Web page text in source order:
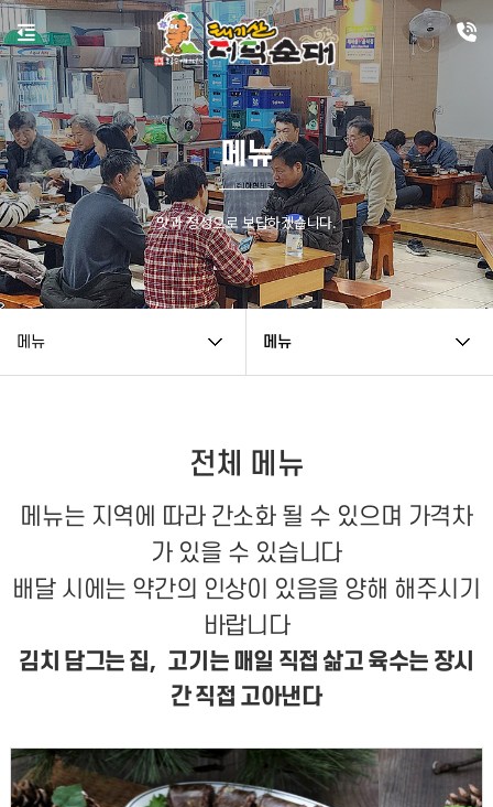
메뉴 메뉴
메뉴
맛과 정성으로 보답하겠습니다.
전체 메뉴
메뉴는 지역에 따라 간소화 될 수 있으며 가격차
가 있을 수 있습니다
배달 시에는 약간의 인상이 있음을 양해 해주시기
바랍니다
김치 담그는 집, 고기는 매일 직접 삶고 육수는 장시
간 직접 고아낸다